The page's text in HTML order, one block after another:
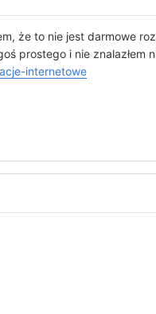
że to nie jest darmowe
prostego i nie
internetowe